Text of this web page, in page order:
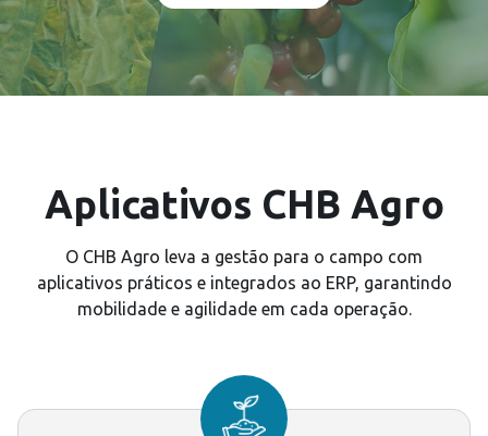
Aplicativos CHB Agro
O CHB Agro leva a gestão para o campo com
aplicativos práticos e integrados ao ERP, garantindo
mobilidade e agilidade em cada operação.